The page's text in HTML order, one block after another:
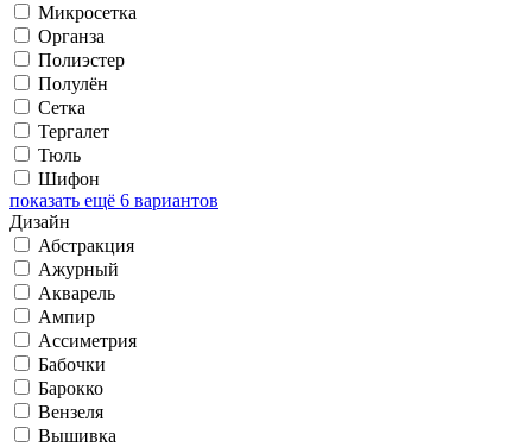
Микросетка
Органза
Полиэстер
Полулён
Сетка
Тергалет
Тюль
Шифон
показать ещё 6 вариантов
Дизайн
Абстракция
Ажурный
Акварель
Ампир
Ассиметрия
Бабочки
Барокко
Вензеля
Вышивка